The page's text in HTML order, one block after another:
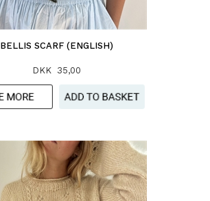
BELLIS SCARF (ENGLISH)
DKK 35,00